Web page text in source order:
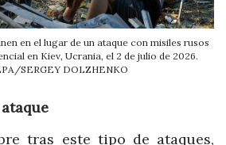
en el lugar de un ataque con misiles rusos
en Kiev, Ucrania, el 2 de julio de 2026.
SERGEY DOLZHENKO
tras este tipo de ataques,